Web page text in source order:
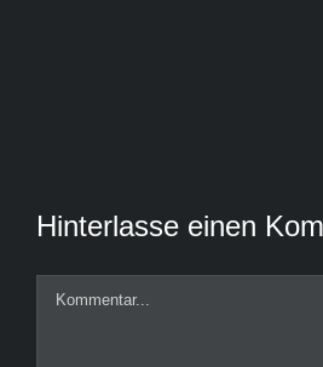
Hinterlasse einen
Kommentar